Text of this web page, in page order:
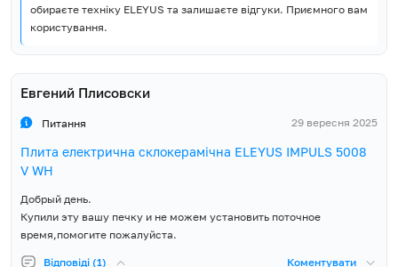
обираєте техніку ELEYUS та залишаєте відгуки. Приємного вам
користування.
Евгений Плисовски
Питання 29 вересня 2025
Плита електрична склокерамічна ELEYUS IMPULS 5008
V WH
Добрый день.
Купили эту вашу печку и не можем установить поточное
время,помогите пожалуйста.
Відповіді (1) Коментувати